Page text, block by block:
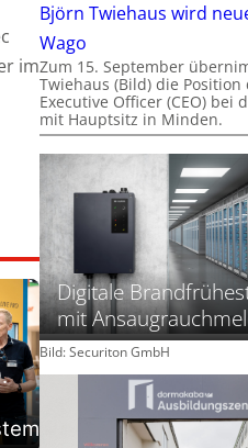
im
Björn Twiehaus wird
Wago
Zum 15. September
Twiehaus (Bild) die Position
Executive Officer (CEO) bei
mit Hauptsitz in Minden.
Digitale
mit
Bild: Securiton GmbH